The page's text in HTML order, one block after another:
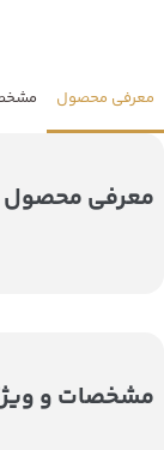
معرفی محصول
معرفی محصول
مشخصات و